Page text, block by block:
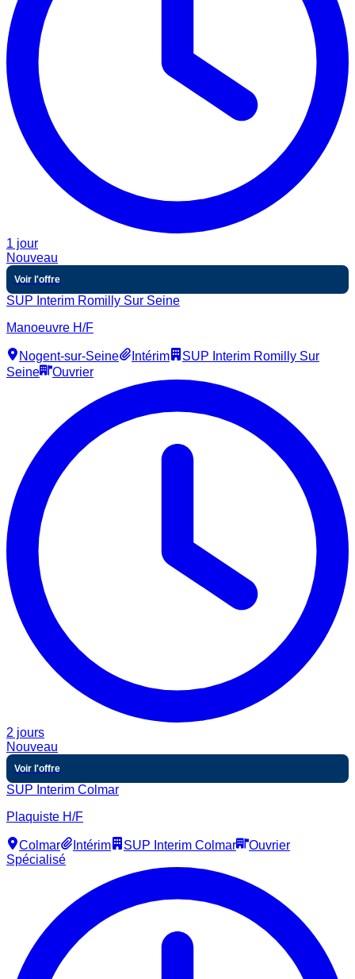
1 jour
Nouveau
Voir l'offre
SUP Interim Romilly Sur Seine
Manoeuvre H/F
Nogent-sur-Seine Intérim
SUP Interim Romilly Sur
Seine
Ouvrier
2 jours
Nouveau
Voir l'offre
SUP Interim Colmar
Plaquiste H/F
Colmar Intérim SUP Interim Colmar
Ouvrier
Spécialisé